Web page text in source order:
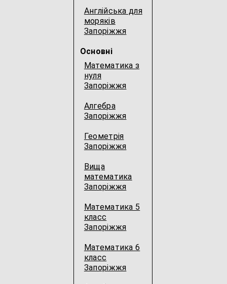
Англійська для
моряків
Запоріжжя
Основні
Математика з
нуля
Запоріжжя
Алгебра
Запоріжжя
Геометрія
Запоріжжя
Вища
математика
Запоріжжя
Математика 5
класс
Запоріжжя
Математика 6
класс
Запоріжжя